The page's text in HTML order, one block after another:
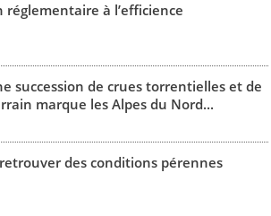
réglementaire à l’efficience
succession de crues torrentielles et de
marque les Alpes du Nord...
des conditions pérennes